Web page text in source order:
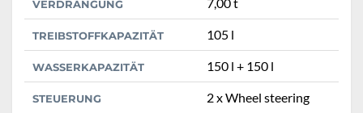
VERDRÄNGUNG
TREIBSTOFFKAPAZITÄT 105 l
WASSERKAPAZITÄT 150 l + 150 l
STEUERUNG 2 x Wheel steering